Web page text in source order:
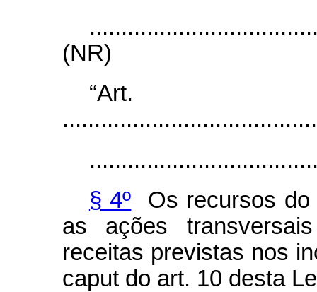
(NR)
§ 4º Os recursos do
as ações
receitas previstas nos
caput do art. 10 desta